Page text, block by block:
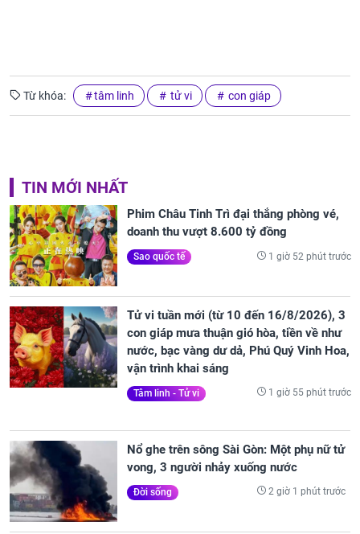
Từ khóa: tâm linh tử vi con giáp
TIN MỚI NHẤT
Phim Châu Tinh Trì đại thắng phòng vé,
doanh thu vượt 8.600 tỷ đồng
Sao quốc tế 1 giờ 52 phút trước
Tử vi tuần mới (từ 10 đến 16/8/2026), 3
con giáp mưa thuận gió hòa, tiền về như
nước, bạc vàng dư dả, Phú Quý Vinh Hoa,
vận trình khai sáng
Tâm linh - Tử vi 1 giờ 55 phút trước
Nổ ghe trên sông Sài Gòn: Một phụ nữ tử
vong, 3 người nhảy xuống nước
Đời sống 2 giờ 1 phút trước